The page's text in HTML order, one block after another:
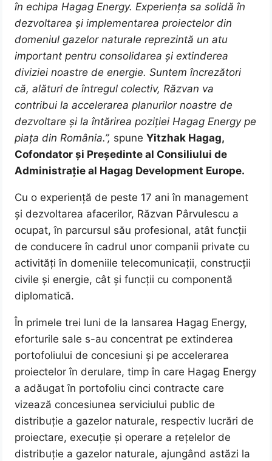
în echipa Hagag Energy. Experiența sa solidă în
dezvoltarea și implementarea proiectelor din
domeniul gazelor naturale reprezintă un atu
important pentru consolidarea și extinderea
diviziei noastre de energie. Suntem încrezători
că, alături de întregul colectiv, Răzvan va
contribui la accelerarea planurilor noastre de
dezvoltare și la întărirea poziției Hagag Energy pe
piața din România.”, spuneYitzhak Hagag,
Cofondator și Președinte al Consiliului de
Administrație al Hagag Development Europe.
Cu o experiență de peste 17 ani în management
și dezvoltarea afacerilor, Răzvan Pârvulescu a
ocupat, în parcursul său profesional, atât funcții
de conducere în cadrul unor companii private cu
activități în domeniile telecomunicații, construcții
civile și energie, cât și funcții cu componentă
diplomatică.
În primele trei luni de la lansarea Hagag Energy,
eforturile sale s-au concentrat pe extinderea
portofoliului de concesiuni și pe accelerarea
proiectelor în derulare, timp în care Hagag Energy
a adăugat în portofoliu cinci contracte care
vizează concesiunea serviciului public de
distribuție a gazelor naturale, respectiv lucrări de
proiectare, execuție și operare a rețelelor de
distribuție a gazelor naturale, ajungând astăzi la